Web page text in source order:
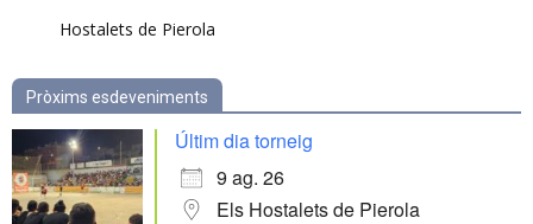
Hostalets de Pierola
Pròxims esdeveniments
Últim dia torneig
9 ag. 26
Els Hostalets de Pierola